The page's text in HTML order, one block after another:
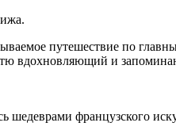
путешествие по
вдохновляющий и
французского